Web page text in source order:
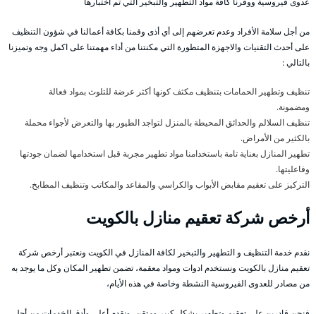
من أجل سلامة الأفراد وعدم تعرضهم إلى أي أذى وقمنا بكافة أعمالنا في شؤون التنظيف
على أحدث التقنيات والاجهزة المتطورة التي مكنتنا من أداء مهمتنا على اكمل وجه وتميزنا
بالتالي :
تنظيف وتطهير الحمامات بتنظيف مكثف كونها أكثر عرضة للتلوث بمواد فعالة
ومضمونة.
تنظيف السلالم والحدائق المحيطة بالمنزل لتواجد الطيور بها والتعرض لأجواء محملة
بالكثير من الأمراض.
تطهير المنازل بعناية تامة باستخدامنا مواد تطهير مجربة قبل استخدامها لضمان جودتها
وفاعليتها.
التركيز على تعقيم مقابض الأبواب والكراسي والمقاعد والمكاتب وتنظيف المطابخ.
أرخص شركة تعقيم منازل بالكويت
نقدم خدمة التنظيف و التطهير والتبخير لكافة المنازل في الكويت ونعتبر أرخص شركة
تعقيم منازل بالكويت ونستخدم ادوات ومواد معقمة، تضمن تطهير المكان وكل ما يوجد به
من مصادر للعدوى الفيروسية النشطة وخاصة في هذه الأيام،